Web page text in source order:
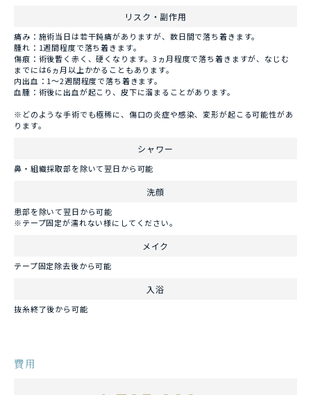
リスク・副作用
痛み：施術当日は若干鈍痛がありますが、数日間で落ち着きます。
腫れ：1週間程度で落ち着きます。
傷痕：術後暫く赤く、硬くなります。3ヵ月程度で落ち着きますが、なじむ
までには6ヵ月以上かかることもあります。
内出血：1～2週間程度で落ち着きます。
血腫：術後に出血が起こり、皮下に溜まることがあります。
※どのような手術でも極稀に、傷口の炎症や感染、変形が起こる可能性があ
ります。
シャワー
鼻・組織採取部を除いて翌日から可能
洗顔
患部を除いて翌日から可能
※テープ固定が濡れない様にしてください。
メイク
テープ固定除去後から可能
入浴
抜糸終了後から可能
費用